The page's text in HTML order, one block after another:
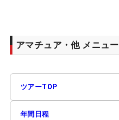
アマチュア・他 メニュー
ツアーTOP
年間日程